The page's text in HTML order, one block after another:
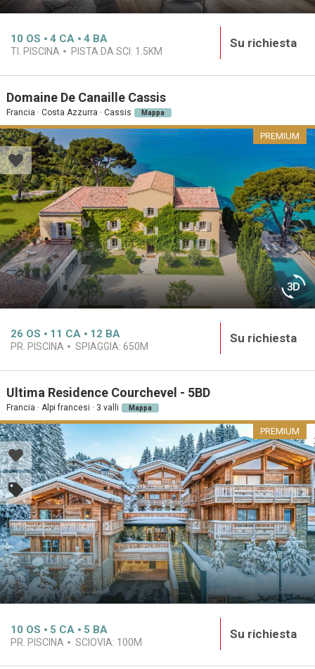
10 OS 4 CA 4 BA
TI. PISCINA PISTA DA SCI: 1.5KM
Su richiesta
Domaine De Canaille Cassis
Francia · Costa Azzurra · Cassis Mappa
PREMIUM
26 OS 11 CA 12 BA
PR. PISCINA SPIAGGIA: 650M
Su richiesta
Ultima Residence Courchevel - 5BD
Francia · Alpi francesi · 3 valli Mappa
PREMIUM
10 OS 5 CA 5 BA
PR. PISCINA SCIOVIA: 100M
Su richiesta